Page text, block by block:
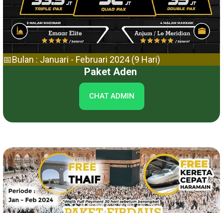
📅Bulan : Januari - Februari 2024 (9 Hari)
Paket Aden
CHAT ADMIN